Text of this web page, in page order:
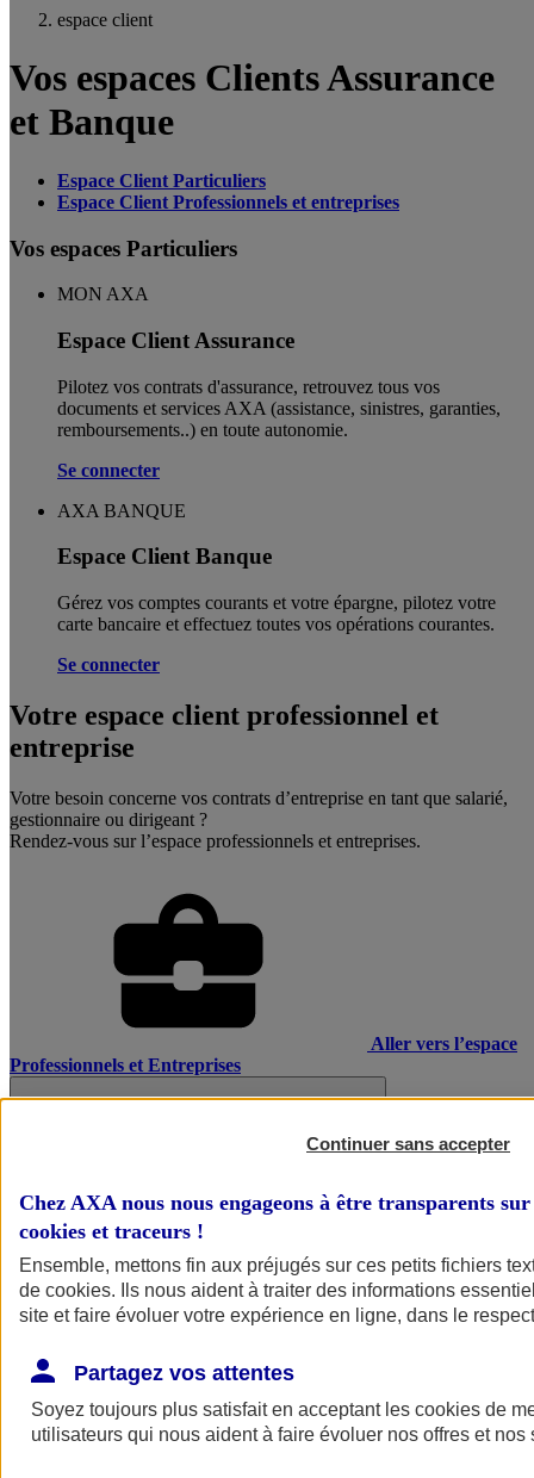
espace client
Vos espaces Clients Assurance
et Banque
Espace Client Particuliers
Espace Client Professionnels et entreprises
Vos espaces Particuliers
MON AXA
Espace Client Assurance
Pilotez vos contrats d'assurance, retrouvez tous vos
documents et services AXA (assistance, sinistres, garanties,
remboursements..) en toute autonomie. ​
Se connecter
AXA BANQUE
Espace Client Banque
Gérez vos comptes courants et votre épargne, pilotez votre
carte bancaire et effectuez toutes vos opérations courantes.
Se connecter
Votre espace client professionnel et
entreprise
Votre besoin concerne vos contrats d’entreprise en tant que salarié,
gestionnaire ou dirigeant ?
Rendez-vous sur l’espace professionnels et entreprises.
Aller vers l’espace
Professionnels et Entreprises
Continuer sans accepter
Chez AXA nous nous engageons à être transparents
cookies et traceurs !
Ensemble, mettons fin aux préjugés sur ces petits fichiers
de cookies. Ils nous aident à traiter des informations
site et faire évoluer votre expérience en ligne, dans le
Partagez vos attentes
Soyez toujours plus satisfait en acceptant les cookies de
utilisateurs qui nous aident à faire évoluer nos offres et nos